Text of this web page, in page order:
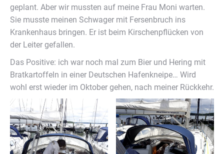
geplant. Aber wir mussten auf meine Frau Moni warten.
Sie musste meinen Schwager mit Fersenbruch ins
Krankenhaus bringen. Er ist beim Kirschenpflücken von
der Leiter gefallen.
Das Positive: ich war noch mal zum Bier und Hering mit
Bratkartoffeln in einer Deutschen Hafenkneipe… Wird
wohl erst wieder im Oktober gehen, nach meiner Rückkehr.